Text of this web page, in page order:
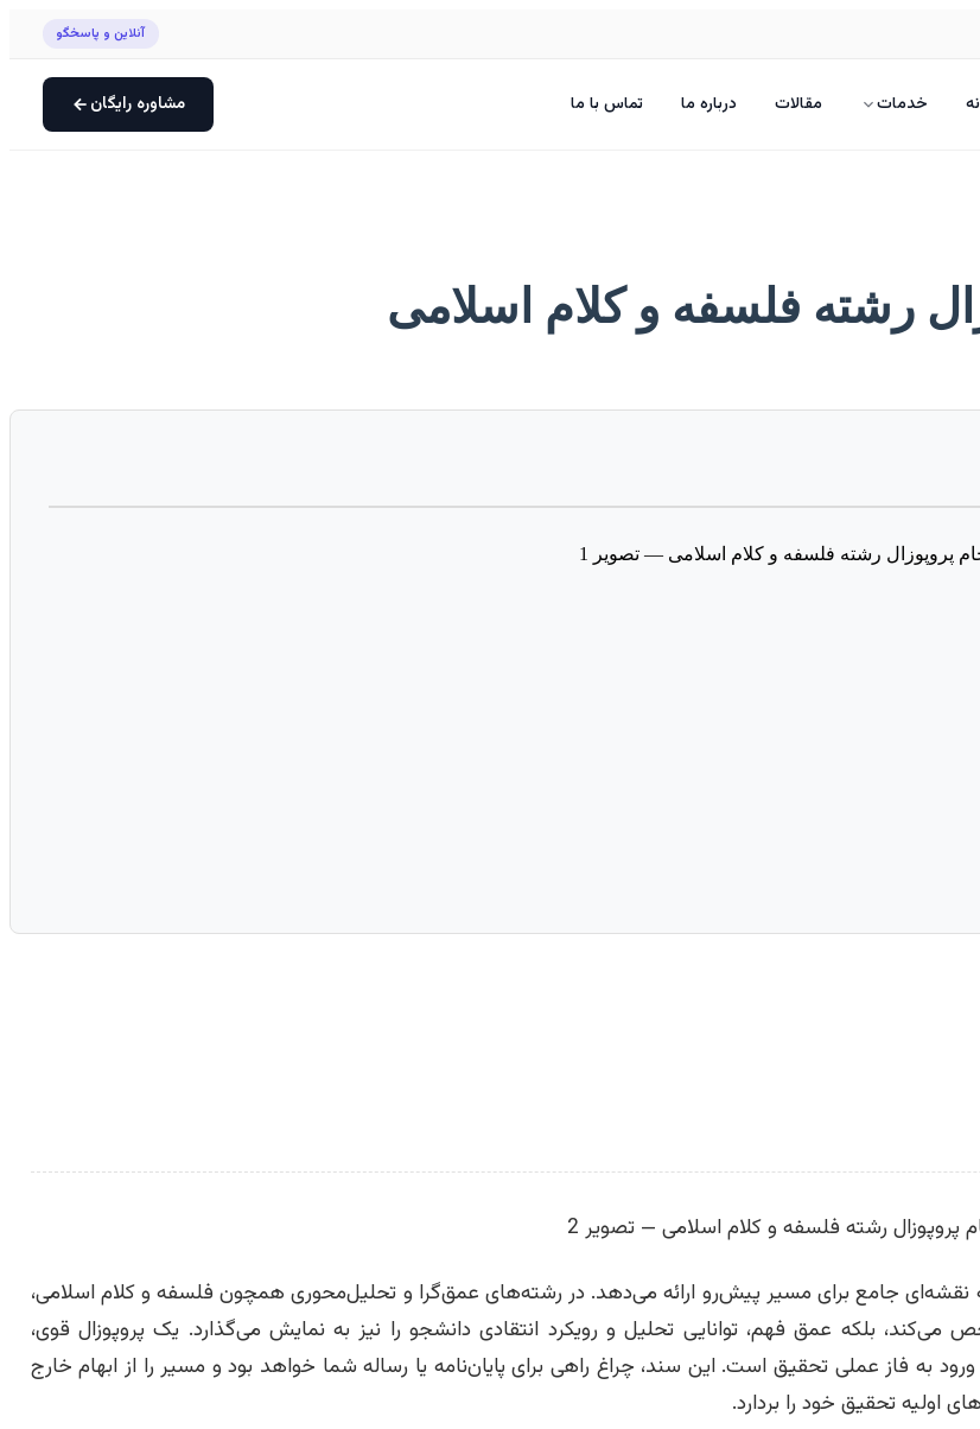
آنلاین و پاسخگو
خدمات مقالات درباره ما تماس با ما مشاوره رایگان
رشته فلسفه و کلام اسلامی
جامع برای مسیر پیش‌رو ارائه می‌دهد. در رشته‌های عمق‌گرا و تحلیل‌محوری همچون فلسفه و کلام اسلامی،
بلکه عمق فهم، توانایی تحلیل و رویکرد انتقادی دانشجو را نیز به نمایش می‌گذارد. یک پروپوزال قوی،
به فاز عملی تحقیق است. این سند، چراغ راهی برای پایان‌نامه یا رساله شما خواهد بود و مسیر را از ابهام خارج
اولیه تحقیق خود را بردارد.